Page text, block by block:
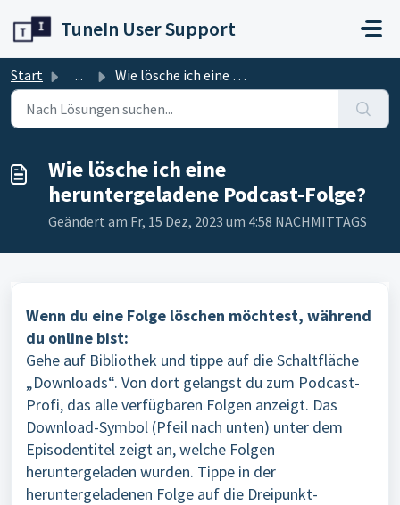
TuneIn User Support
Start ... Wie lösche ich eine heruntergeladene Podcast-Folge?
Wie lösche ich eine
heruntergeladene Podcast-Folge?
Geändert am Fr, 15 Dez, 2023 um 4:58 NACHMITTAGS
Wenn du eine Folge löschen möchtest, während
du online bist:
Gehe auf Bibliothek und tippe auf die Schaltfläche
„Downloads“. Von dort gelangst du zum Podcast-
Profi, das alle verfügbaren Folgen anzeigt. Das
Download-Symbol (Pfeil nach unten) unter dem
Episodentitel zeigt an, welche Folgen
heruntergeladen wurden. Tippe in der
heruntergeladenen Folge auf die Dreipunkt-